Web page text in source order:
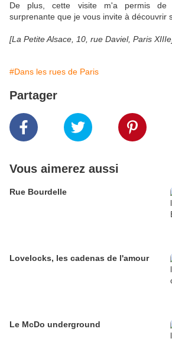
De plus, cette visite m'a permis de
surprenante que je vous invite à découvrir
[La Petite Alsace, 10, rue Daviel, Paris
#Dans les rues de Paris
Partager
Vous aimerez aussi
Rue Bourdelle
Lovelocks, les cadenas de l'amour
Le McDo underground